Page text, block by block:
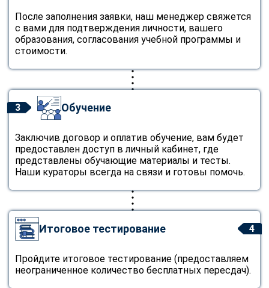
После заполнения заявки, наш менеджер свяжется
с вами для подтверждения личности, вашего
образования, согласования учебной программы и
стоимости.
3 Обучение
Заключив договор и оплатив обучение, вам будет
предоставлен доступ в личный кабинет, где
представлены обучающие материалы и тесты.
Наши кураторы всегда на связи и готовы помочь.
4
Итоговое тестирование
Пройдите итоговое тестирование (предоставляем
неограниченное количество бесплатных пересдач).